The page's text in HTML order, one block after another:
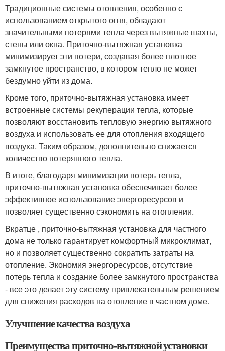
Традиционные системы отопления, особенно с
использованием открытого огня, обладают
значительными потерями тепла через вытяжные шахты,
стены или окна. Приточно-вытяжная установка
минимизирует эти потери, создавая более плотное
замкнутое пространство, в котором тепло не может
бездумно уйти из дома.
Кроме того, приточно-вытяжная установка имеет
встроенные системы рекуперации тепла, которые
позволяют восстановить тепловую энергию вытяжного
воздуха и использовать ее для отопления входящего
воздуха. Таким образом, дополнительно снижается
количество потерянного тепла.
В итоге, благодаря минимизации потерь тепла,
приточно-вытяжная установка обеспечивает более
эффективное использование энергоресурсов и
позволяет существенно сэкономить на отоплении.
Вкратце , приточно-вытяжная установка для частного
дома не только гарантирует комфортный микроклимат,
но и позволяет существенно сократить затраты на
отопление. Экономия энергоресурсов, отсутствие
потерь тепла и создание более замкнутого пространства
- все это делает эту систему привлекательным решением
для снижения расходов на отопление в частном доме.
Улучшение качества воздуха
Преимущества приточно-вытяжной установки